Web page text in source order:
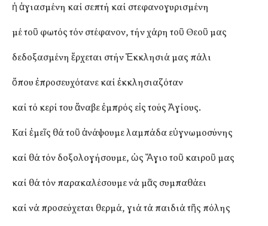
ἡ ἁγιασμένη καί σεπτή καί στεφανογυρισμένη
μέ τοῦ φωτός τόν στέφανον, τήν χάρη τοῦ Θεοῦ μας
δεδοξασμένη ἔρχεται στήν Ἐκκλησιά μας πάλι
ὅπου ἐπροσευχότανε καί ἐκκλησιαζόταν
καί τό κερί του ἄναβε ἐμπρός εἰς τούς Ἁγίους.
Καί ἐμεῖς θά τοῦ ἀνάψουμε λαμπάδα εὐγνωμοσύνης
καί θά τόν δοξολογήσουμε, ὡς Ἅγιο τοῦ καιροῦ μας
καί θά τόν παρακαλέσουμε νά μᾶς συμπαθάει
καί νά προσεύχεται θερμά, γιά τά παιδιά τῆς πόλης